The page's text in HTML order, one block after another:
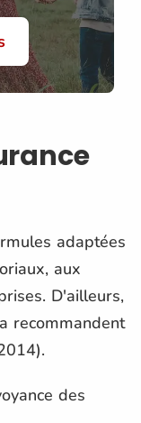
adaptées
aux
D'ailleurs,
recommandent
des